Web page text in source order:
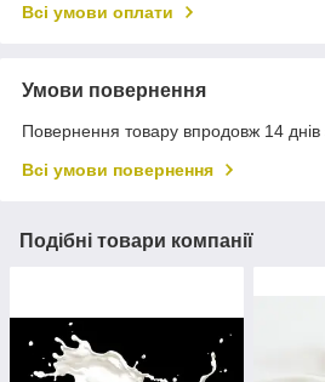
Всі умови оплати
Умови повернення
Повернення товару впродовж 14 днів
Всі умови повернення
Подібні товари компанії